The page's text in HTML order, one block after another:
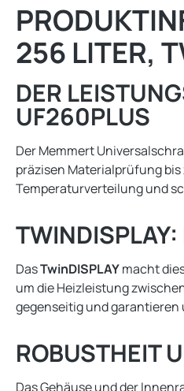
256 LITER,
DER
UF260PLUS
Der Memmert
präzisen Materialprüfung
Temperaturverteilung und
DasTwinDISPLAYmacht
um die Heizleistung
gegenseitig und garantieren
ROBUSTHEIT
Das Gehäuse und der